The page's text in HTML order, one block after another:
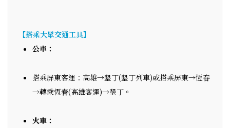
【搭乘大眾交通工具】
公車：
搭乘屏東客運：高雄→墾丁(墾丁列車)或搭乘屏東→恆春
→轉乘恆春(高雄客運)→墾丁。
火車：